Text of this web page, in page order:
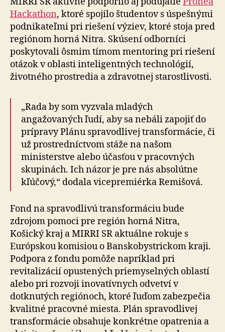
Hackathon, ktoré spojilo študentov s úspešnými
podnikateľmi pri riešení výziev, ktoré stoja pred
regiónom horná Nitra. Skúsení odborníci
poskytovali ôsmim tímom mentoring pri riešení
otázok v oblasti inteligentných technológií,
životného prostredia a zdravotnej starostlivosti.
„Rada by som vyzvala mladých
angažovaných ľudí, aby sa nebáli zapojiť do
prípravy Plánu spravodlivej transformácie, či
už prostredníctvom stáže na našom
ministerstve alebo účasťou v pracovných
skupinách. Ich názor je pre nás absolútne
kľúčový,“ dodala vicepremiérka Remišová.
Fond na spravodlivú transformáciu bude
zdrojom pomoci pre región horná Nitra,
Košický kraj a MIRRI SR aktuálne rokuje s
Európskou komisiou o Banskobystrickom kraji.
Podpora z fondu pomôže napríklad pri
revitalizácií opustených priemyselných oblastí
alebo pri rozvoji inovatívnych odvetví v
dotknutých regiónoch, ktoré ľuďom zabezpečia
kvalitné pracovné miesta. Plán spravodlivej
transformácie obsahuje konkrétne opatrenia a